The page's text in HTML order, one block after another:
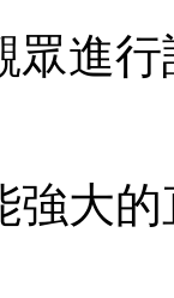
眾進
強大